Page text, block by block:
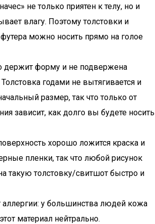
не только приятен к телу, но и
влагу. Поэтому толстовки и
можно носить прямо на голое
держит форму и не подвержена
годами не вытягивается и
размер, так что только от
зависит, как долго вы будете носить
хорошо ложится краска и
пленки, так что любой рисунок
такую толстовку/свитшот быстро и
у большинства людей кожа
материал нейтрально.